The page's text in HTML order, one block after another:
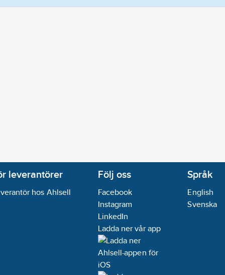
leverantörer
hos Ahlsell
Följ oss
Facebook
Instagram
LinkedIn
Ladda ner vår app
Språk
English
Svenska